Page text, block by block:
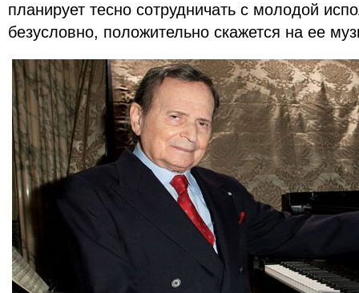
планирует тесно сотрудничать с молодой
безусловно, положительно скажется на ее